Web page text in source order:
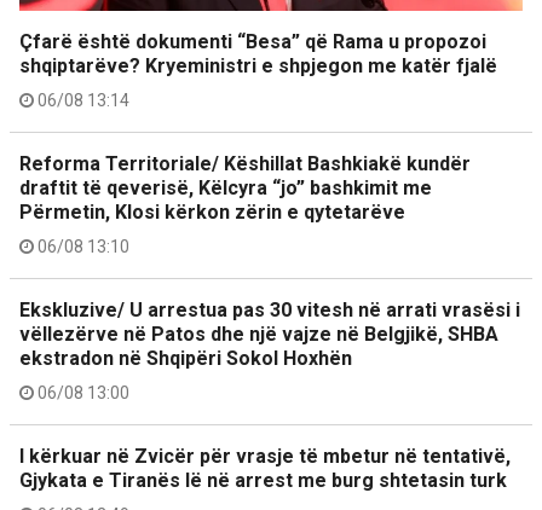
Çfarë është dokumenti “Besa” që Rama u propozoi
shqiptarëve? Kryeministri e shpjegon me katër fjalë
06/08 13:14
Reforma Territoriale/ Këshillat Bashkiakë kundër
draftit të qeverisë, Këlcyra “jo” bashkimit me
Përmetin, Klosi kërkon zërin e qytetarëve
06/08 13:10
Ekskluzive/ U arrestua pas 30 vitesh në arrati vrasësi i
vëllezërve në Patos dhe një vajze në Belgjikë, SHBA
ekstradon në Shqipëri Sokol Hoxhën
06/08 13:00
I kërkuar në Zvicër për vrasje të mbetur në tentativë,
Gjykata e Tiranës lë në arrest me burg shtetasin turk